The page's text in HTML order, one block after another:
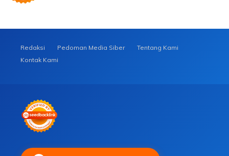
Redaksi Pedoman Media Siber
Tentang Kami
Kontak Kami